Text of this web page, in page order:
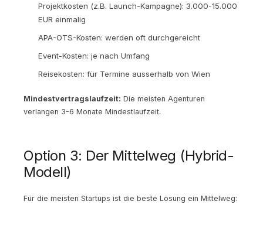
Projektkosten (z.B. Launch-Kampagne): 3.000-15.000
EUR einmalig
APA-OTS-Kosten: werden oft durchgereicht
Event-Kosten: je nach Umfang
Reisekosten: für Termine ausserhalb von Wien
Mindestvertragslaufzeit: Die meisten Agenturen
verlangen 3-6 Monate Mindestlaufzeit.
Option 3: Der Mittelweg (Hybrid-
Modell)
Für die meisten Startups ist die beste Lösung ein Mittelweg: